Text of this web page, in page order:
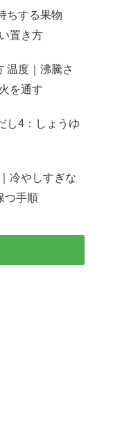
ちする果物
置き方
温度｜沸騰さ
を通す
し4：しょうゆ
冷やしすぎな
つ手順